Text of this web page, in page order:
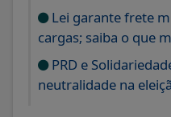
Lei garante frete
cargas; saiba o que
PRD e
neutralidade na